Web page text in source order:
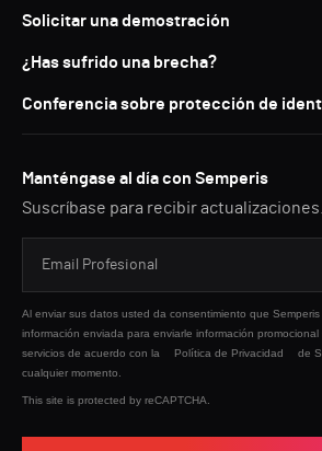
Solicitar una demostración
¿Has sufrido una brecha?
Conferencia sobre protección de
Manténgase al día con Semperis
Suscríbase para recibir actualizaciones.
Al enviar sus datos usted da consentimiento que
información enviada para enviarle información
servicios de acuerdo con la
Política de Privacidad
de
cualquier momento.
This site is protected by reCAPTCHA.